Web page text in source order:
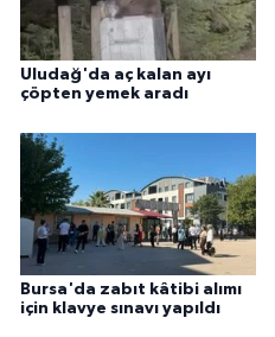
Uludağ'da aç kalan ayı
çöpten yemek aradı
Bursa'da zabıt kâtibi alımı
için klavye sınavı yapıldı